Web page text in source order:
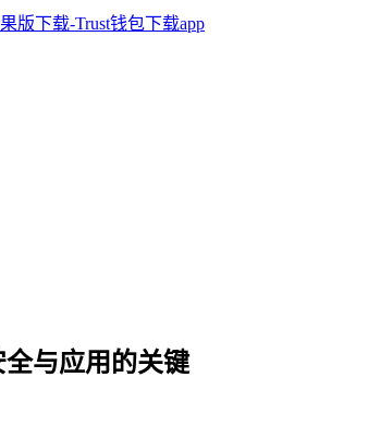
与应用的关键